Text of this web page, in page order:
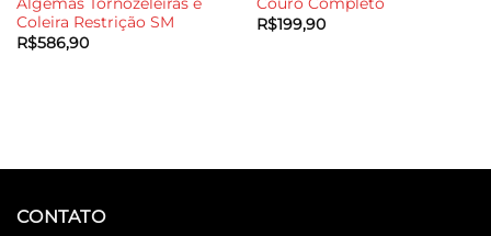
Algemas Tornozeleiras e
Coleira Restrição SM
R$586,90
Couro Completo
R$199,90
CONTATO